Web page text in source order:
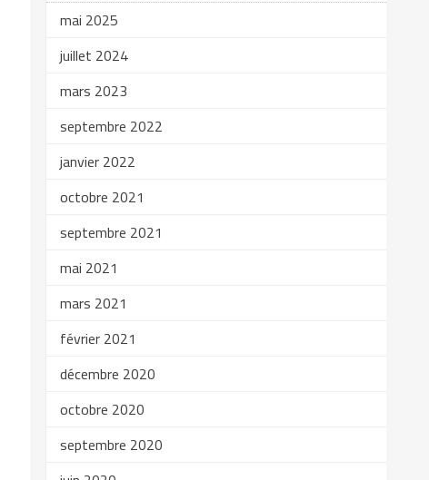
mai 2025
juillet 2024
mars 2023
septembre 2022
janvier 2022
octobre 2021
septembre 2021
mai 2021
mars 2021
février 2021
décembre 2020
octobre 2020
septembre 2020